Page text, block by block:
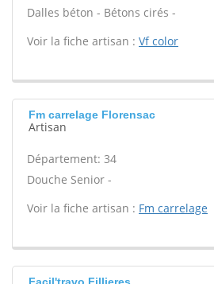
Dalles béton - Bétons cirés -
Voir la fiche artisan : Vf color
Fm carrelage Florensac
Artisan
Département: 34
Douche Senior -
Voir la fiche artisan : Fm carrelage